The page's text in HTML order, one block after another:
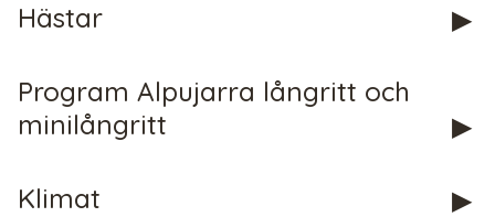
Hästar
Program Alpujarra långritt och
minilångritt
Klimat